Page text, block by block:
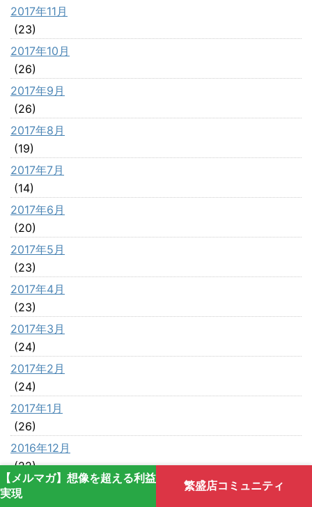
【メルマガ】想像を超える利益
実現
繁盛店コミュニティ
2017年11月
(23)
2017年10月
(26)
2017年9月
(26)
2017年8月
(19)
2017年7月
(14)
2017年6月
(20)
2017年5月
(23)
2017年4月
(23)
2017年3月
(24)
2017年2月
(24)
2017年1月
(26)
2016年12月
(22)
2016年11月